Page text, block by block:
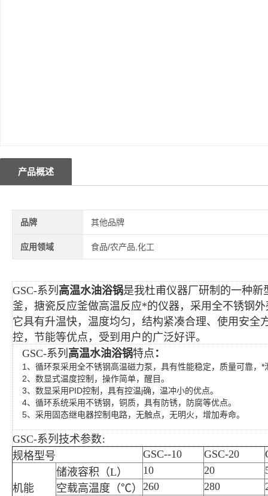
产品概述
品牌 其他品牌
应用领域 食品/农产品,化工
GSC-系列 高温水油浴锅是我杜甫仪器厂研制的一种
釜，搪瓷反应釜做高温反应*的仪器，采用全不锈钢
它具有升温快，温度均匀，结构紧凑合理、使用安全
控，节能等优点，受到用户的广泛好评。
GSC-系列 高温水油浴锅特点 ：
1、循环泵采用全不锈钢高温磁力泵，具有性能稳定，质量可靠，*
2、数显式温度控制，操作简单，醒目。
3、数显采用PID控制，具有控温j确，温冲小的优点。
4、循环系统采用不锈钢，铜质，具有防锈，防腐等优点。
5、采用固态继电器控制电路，无触点，无明火，增加寿命。
GSC-系列 技术参数 ：
规格型号 GSC--10 GSC-20
机能
储液容积（L） 10 20
空载高温度（℃） 260 280